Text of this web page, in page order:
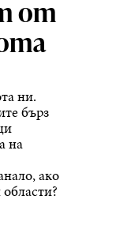
от
ни.
бърз
на
ако